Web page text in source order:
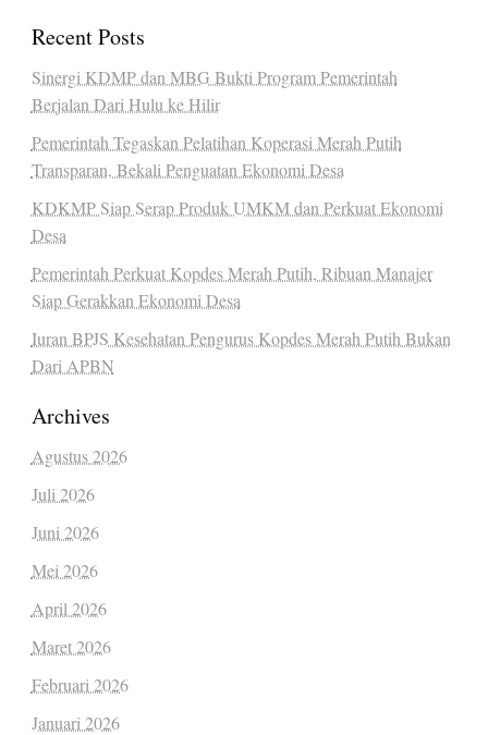
Recent Posts
Sinergi KDMP dan MBG Bukti Program Pemerintah
Berjalan Dari Hulu ke Hilir
Pemerintah Tegaskan Pelatihan Koperasi Merah Putih
Transparan, Bekali Penguatan Ekonomi Desa
KDKMP Siap Serap Produk UMKM dan Perkuat Ekonomi
Desa
Pemerintah Perkuat Kopdes Merah Putih, Ribuan Manajer
Siap Gerakkan Ekonomi Desa
Iuran BPJS Kesehatan Pengurus Kopdes Merah Putih Bukan
Dari APBN
Archives
Agustus 2026
Juli 2026
Juni 2026
Mei 2026
April 2026
Maret 2026
Februari 2026
Januari 2026